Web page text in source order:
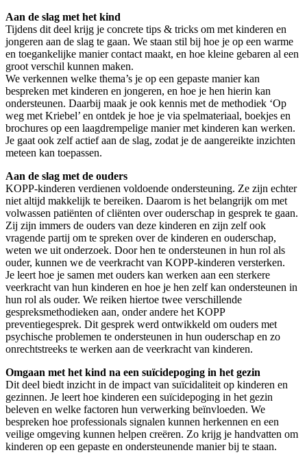
Aan de slag met het kind
Tijdens dit deel krijg je concrete tips & tricks om met kinderen en
jongeren aan de slag te gaan. We staan stil bij hoe je op een warme
en toegankelijke manier contact maakt, en hoe kleine gebaren al een
groot verschil kunnen maken.
We verkennen welke thema’s je op een gepaste manier kan
bespreken met kinderen en jongeren, en hoe je hen hierin kan
ondersteunen. Daarbij maak je ook kennis met de methodiek ‘Op
weg met Kriebel’ en ontdek je hoe je via spelmateriaal, boekjes en
brochures op een laagdrempelige manier met kinderen kan werken.
Je gaat ook zelf actief aan de slag, zodat je de aangereikte inzichten
meteen kan toepassen.
Aan de slag met de ouders
KOPP-kinderen verdienen voldoende ondersteuning. Ze zijn echter
niet altijd makkelijk te bereiken. Daarom is het belangrijk om met
volwassen patiënten of cliënten over ouderschap in gesprek te gaan.
Zij zijn immers de ouders van deze kinderen en zijn zelf ook
vragende partij om te spreken over de kinderen en ouderschap,
weten we uit onderzoek. Door hen te ondersteunen in hun rol als
ouder, kunnen we de veerkracht van KOPP-kinderen versterken.
Je leert hoe je samen met ouders kan werken aan een sterkere
veerkracht van hun kinderen en hoe je hen zelf kan ondersteunen in
hun rol als ouder. We reiken hiertoe twee verschillende
gespreksmethodieken aan, onder andere het KOPP
preventiegesprek. Dit gesprek werd ontwikkeld om ouders met
psychische problemen te ondersteunen in hun ouderschap en zo
onrechtstreeks te werken aan de veerkracht van kinderen.
Omgaan met het kind na een suïcidepoging in het gezin
Dit deel biedt inzicht in de impact van suïcidaliteit op kinderen en
gezinnen. Je leert hoe kinderen een suïcidepoging in het gezin
beleven en welke factoren hun verwerking beïnvloeden. We
bespreken hoe professionals signalen kunnen herkennen en een
veilige omgeving kunnen helpen creëren. Zo krijg je handvatten om
kinderen op een gepaste en ondersteunende manier bij te staan.